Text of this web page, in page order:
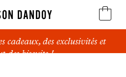
DANDOY
Belgique à partir de 59€